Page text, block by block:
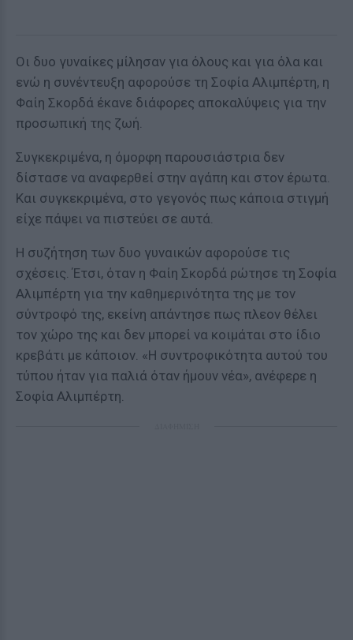
Οι δυο γυναίκες μίλησαν για όλους και για όλα και
ενώ η συνέντευξη αφορούσε τη Σοφία Αλιμπέρτη, η
Φαίη Σκορδά έκανε διάφορες αποκαλύψεις για την
προσωπική της ζωή.
Συγκεκριμένα, η όμορφη παρουσιάστρια δεν
δίστασε να αναφερθεί στην αγάπη και στον έρωτα.
Και συγκεκριμένα, στο γεγονός πως κάποια στιγμή
είχε πάψει να πιστεύει σε αυτά.
Η συζήτηση των δυο γυναικών αφορούσε τις
σχέσεις. Έτσι, όταν η Φαίη Σκορδά ρώτησε τη Σοφία
Αλιμπέρτη για την καθημερινότητα της με τον
σύντροφό της, εκείνη απάντησε πως πλεον θέλει
τον χώρο της και δεν μπορεί να κοιμάται στο ίδιο
κρεβάτι με κάποιον. «Η συντροφικότητα αυτού του
τύπου ήταν για παλιά όταν ήμουν νέα», ανέφερε η
Σοφία Αλιμπέρτη.